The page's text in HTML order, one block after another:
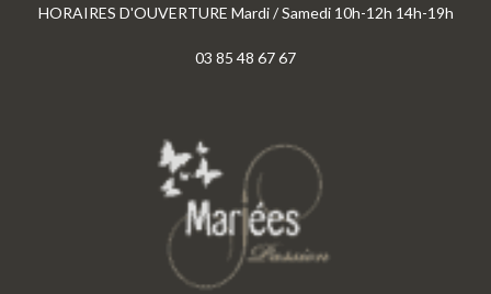
HORAIRES D'OUVERTURE Mardi / Samedi 10h-12h 14h-19h
03 85 48 67 67